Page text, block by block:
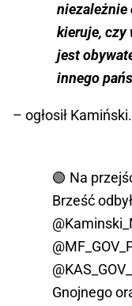
niezależnie
kieruje, czy
jest
innego
– ogłosił Kamiński.
🟢 Na
Brześć
Gnojnego